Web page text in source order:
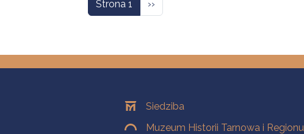
Strona 1 Następna strona
››
OddziałySiedziba
Muzeum Historii Tarnowa i Regionu